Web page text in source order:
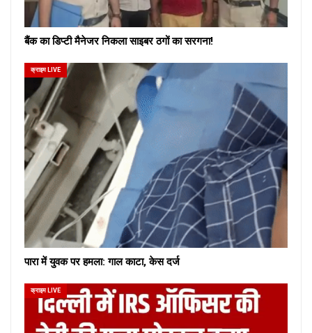
बैंक का डिप्टी मैनेजर निकला साइबर ठगों का सरगना!
क्राइम LIVE
पारा में युवक पर हमला: गाल काटा, केस दर्ज
क्राइम LIVE